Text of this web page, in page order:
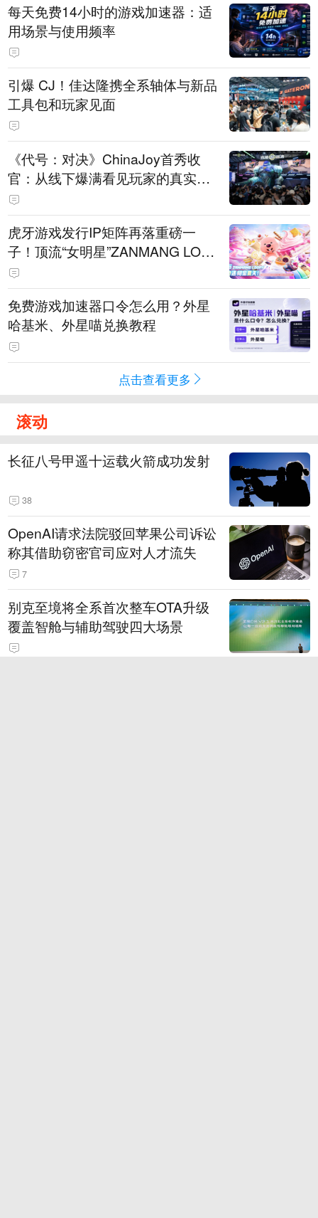
每天免费14小时的游戏加速器：适
用场景与使用频率
引爆 CJ！佳达隆携全系轴体与新品
工具包和玩家见面
《代号：对决》ChinaJoy首秀收
官：从线下爆满看见玩家的真实期
待
虎牙游戏发行IP矩阵再落重磅一
子！顶流“女明星”ZANMANG LOO
PY 正版3D消除手游《消消奇遇》
惊喜曝光
免费游戏加速器口令怎么用？外星
哈基米、外星喵兑换教程
点击查看更多
滚动
长征八号甲遥十运载火箭成功发射
38
OpenAI请求法院驳回苹果公司诉讼
称其借助窃密官司应对人才流失
7
别克至境将全系首次整车OTA升级
覆盖智舱与辅助驾驶四大场景